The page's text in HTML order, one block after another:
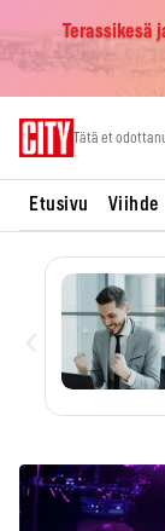
Terassikesä
Tätä et
Etusivu Viihde